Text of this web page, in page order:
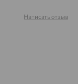
Написать отзыв